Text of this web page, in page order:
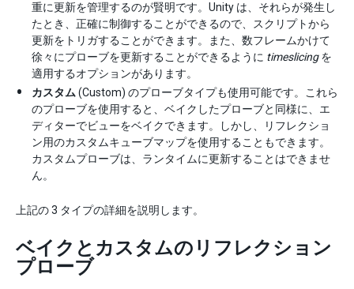
重に更新を管理するのが賢明です。Unity は、それらが発生し
たとき、正確に制御することができるので、スクリプトから
更新をトリガすることができます。また、数フレームかけて
徐々にプローブを更新することができるように timeslicingを
適用するオプションがあります。
カスタム (Custom) のプローブタイプも使用可能です。これら
のプローブを使用すると、ベイクしたプローブと同様に、エ
ディターでビューをベイクできます。しかし、リフレクショ
ン用のカスタムキューブマップを使用することもできます。
カスタムプローブは、ランタイムに更新することはできませ
ん。
上記の 3 タイプの詳細を説明します。
ベイクとカスタムのリフレクション
プローブ